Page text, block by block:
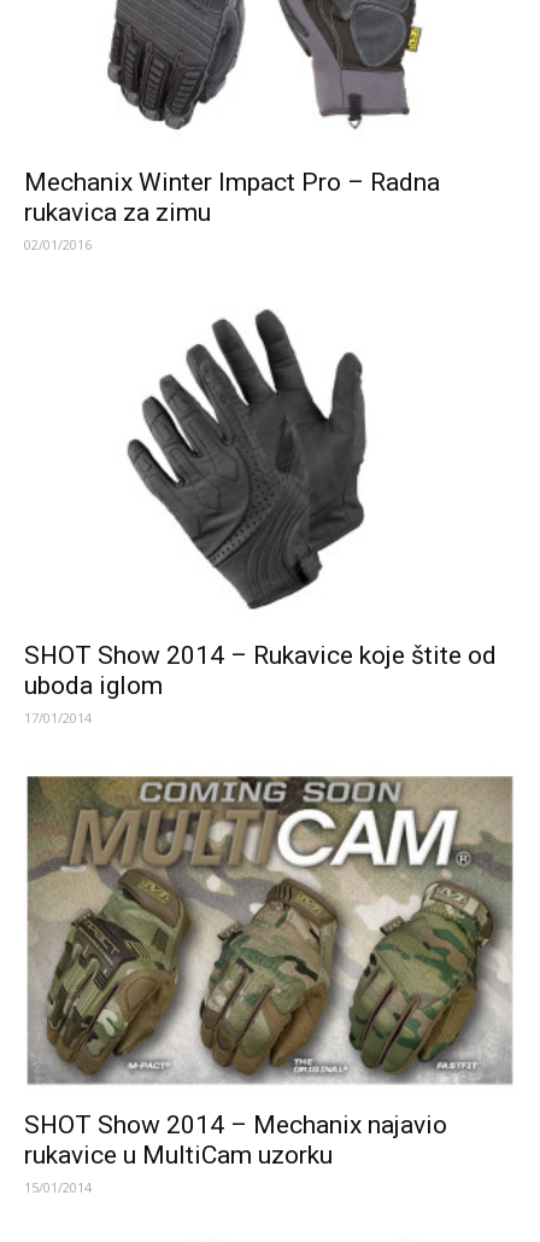
Mechanix Winter Impact Pro – Radna
rukavica za zimu
02/01/2016
SHOT Show 2014 – Rukavice koje štite od
uboda iglom
17/01/2014
SHOT Show 2014 – Mechanix najavio
rukavice u MultiCam uzorku
15/01/2014